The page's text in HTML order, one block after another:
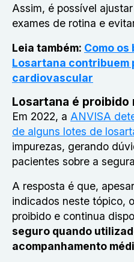
Assim, é possível
exames de rotina e
Leia também: Como
Losartana contribuem
cardiovascular
Losartana é proibido
Em 2022, a ANVISA
de alguns lotes de
impurezas, gerando
pacientes sobre a
A resposta é que,
indicados neste tópico,
proibido e continua
seguro quando
acompanhamento